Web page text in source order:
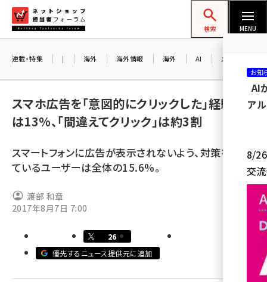
ン
ネットショップ担当者フォーラム
検索 MENU
yahoo (1908)
ecbeing (1211)
base (1083)
連載・特集 | 海外 海外情報 海外 AI メタバース
スマホ広告を「意図的にクリックした」経験者
は13%、「間違えてクリック」は約3割
スマートフォンに広告が表示されないよう、対策を施し
ているユーザーは全体の15.6%。
渡部 和章
2017年8月7日 7:00
26
優先するニュース提供元に追加
お知
AI
ア
8/26
交